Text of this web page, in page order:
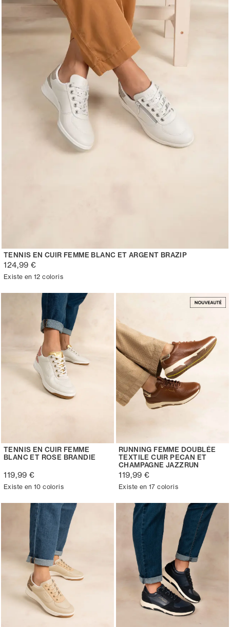
TENNIS EN CUIR FEMME BLANC ET ARGENT BRAZIP
124,99 €
Existe en 12 coloris
TENNIS EN CUIR FEMME
BLANC ET ROSE BRANDIE
119,99 €
Existe en 10 coloris
RUNNING FEMME DOUBLÉE
TEXTILE CUIR PECAN ET
CHAMPAGNE JAZZRUN
119,99 €
Existe en 17 coloris